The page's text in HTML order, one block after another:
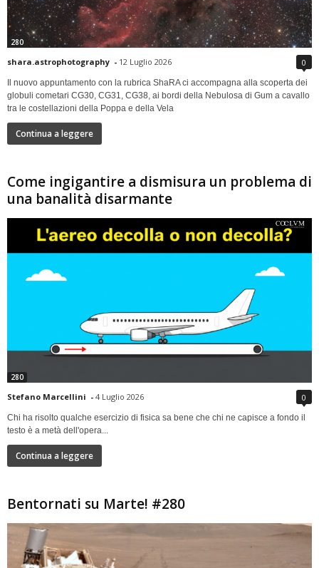
280
shara.astrophotography - 12 Luglio 2026 0
Il nuovo appuntamento con la rubrica ShaRA ci accompagna alla scoperta dei
globuli cometari CG30, CG31, CG38, ai bordi della Nebulosa di Gum a cavallo
tra le costellazioni della Poppa e della Vela
Continua a leggere
Come ingigantire a dismisura un problema di
una banalità disarmante
280
Stefano Marcellini - 4 Luglio 2026 0
Chi ha risolto qualche esercizio di fisica sa bene che chi ne capisce a fondo il
testo è a metà dell'opera...
Continua a leggere
Bentornati su Marte! #280